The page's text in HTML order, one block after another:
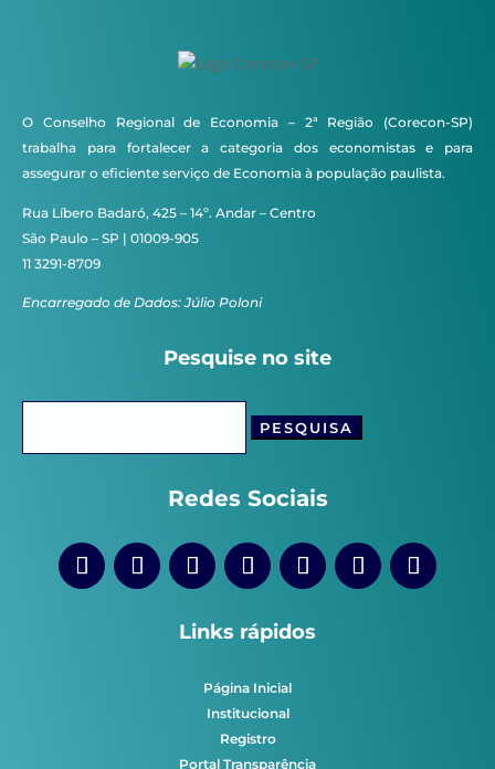
O Conselho Regional de Economia – 2ª Região (Corecon-SP)
trabalha para fortalecer a categoria dos economistas e para
assegurar o eficiente serviço de Economia à população paulista.
Rua Líbero Badaró, 425 – 14º. Andar – Centro
São Paulo – SP | 01009-905
11 3291-8709
Encarregado de Dados: Júlio Poloni
Pesquise no site
Redes Sociais
Links rápidos
Página Inicial
Institucional
Registro
Portal Transparência